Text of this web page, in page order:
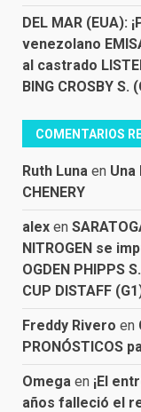
DEL MAR (EUA):
venezolano
al castrado
BING CROSBY S.
COMENTARIOS
Ruth Luna en Una
CHENERY
alex en
NITROGEN se
OGDEN PHIPPS
CUP DISTAFF
Freddy Rivero en
PRONÓSTICOS
Omega en ¡El
años falleció el